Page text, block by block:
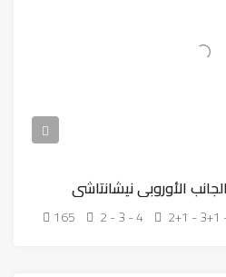
الأوروبي نيشانتاشي
2+1 - 3+1
2 - 3 - 4
165